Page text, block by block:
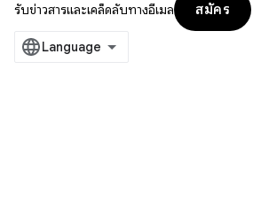
รับข่าวสารและเคล็ดลับทางอีเมล
สมัคร